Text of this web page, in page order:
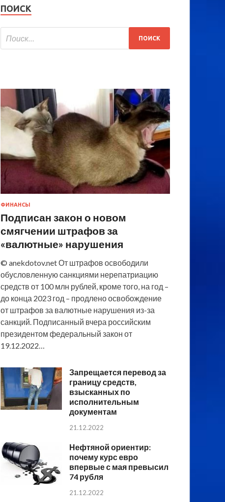
ПОИСК
ФИНАНСЫ
Подписан закон о новом
смягчении штрафов за
«валютные» нарушения
© anekdotov.net От штрафов освободили
обусловленную санкциями нерепатриацию
средств от 100 млн рублей, кроме того, на год –
до конца 2023 год – продлено освобождение
от штрафов за валютные нарушения из-за
санкций. Подписанный вчера российским
президентом федеральный закон от
19.12.2022…
Запрещается перевод за
границу средств,
взысканных по
исполнительным
документам
21.12.2022
Нефтяной ориентир:
почему курс евро
впервые с мая превысил
74 рубля
21.12.2022